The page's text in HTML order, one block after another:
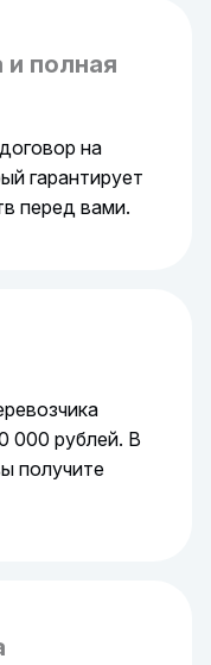
полная
на
гарантирует
перед вами.
000 рублей. В
получите